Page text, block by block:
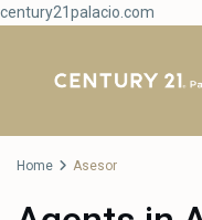
century21palacio.com
Home Asesor